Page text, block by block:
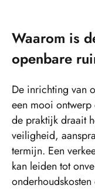
Waarom is
openbare
De inrichting van
een mooi ontwerp
de praktijk draait
veiligheid,
termijn. Een
kan leiden tot